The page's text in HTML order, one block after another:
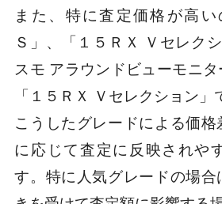
また、特に査定価格が高い
Ｓ」、「１５ＲＸ Ｖセレク
スモ アラウンドビューモニタ
「１５ＲＸ Ｖセレクション」
こうしたグレードによる価
に応じて査定に反映されや
す。特に人気グレードの場合